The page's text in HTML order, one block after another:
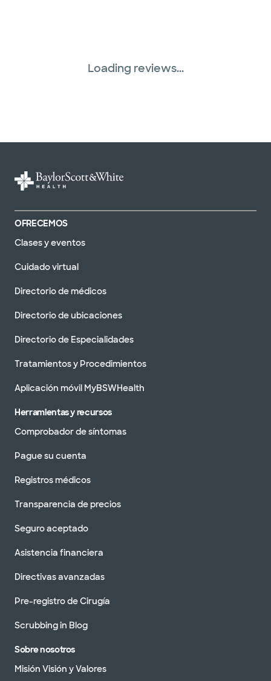
Loading reviews...
OFRECEMOS
Clases y eventos
Cuidado virtual
Directorio de médicos
Directorio de ubicaciones
Directorio de Especialidades
Tratamientos y Procedimientos
Aplicación móvil MyBSWHealth
Herramientas y recursos
Comprobador de síntomas
Pague su cuenta
Registros médicos
Transparencia de precios
Seguro aceptado
Asistencia financiera
Directivas avanzadas
Pre-registro de Cirugía
Scrubbing in Blog
Sobre nosotros
Misión Visión y Valores